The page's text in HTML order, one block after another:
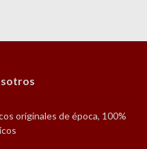
originales de época, 100%